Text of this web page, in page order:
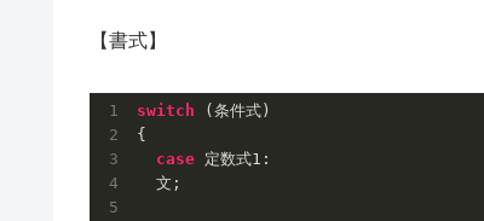
【書式】
switch (条件式)
{
case 定数式1 :
  文;